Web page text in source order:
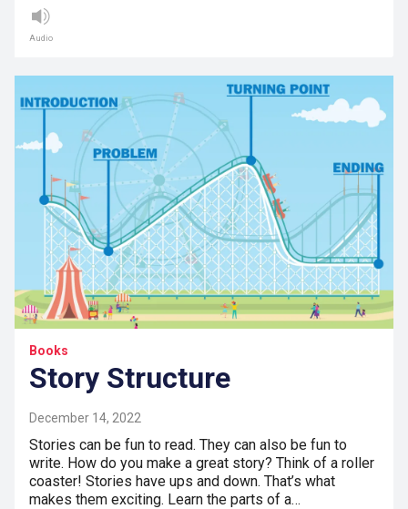
Audio
Books
Story Structure
December 14, 2022
Stories can be fun to read. They can also be fun to
write. How do you make a great story? Think of a roller
coaster! Stories have ups and down. That’s what
makes them exciting. Learn the parts of a…